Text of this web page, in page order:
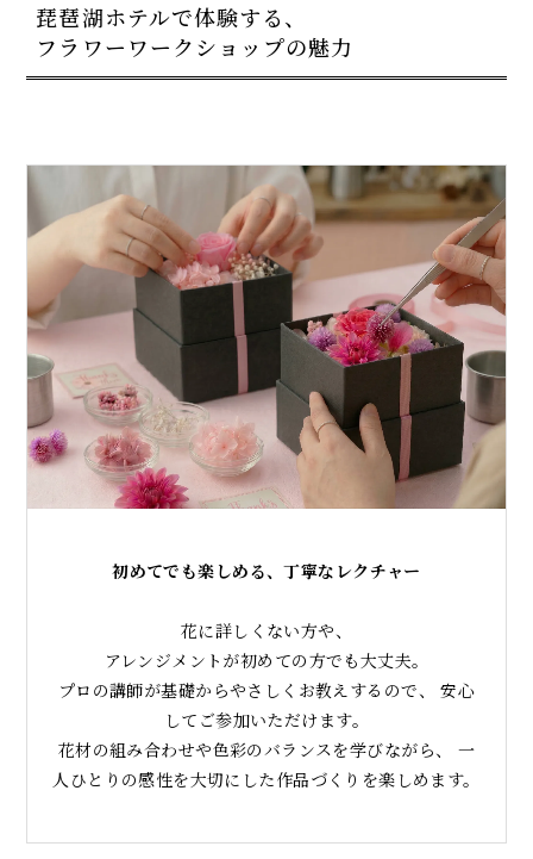
琵琶湖ホテルで体験する、
フラワーワークショップの魅力
初めてでも楽しめる、丁寧なレクチャー
花に詳しくない方や、
アレンジメントが初めての方でも大丈夫。
プロの講師が基礎からやさしくお教えするので、 安心
してご参加いただけます。
花材の組み合わせや色彩のバランスを学びながら、 一
人ひとりの感性を大切にした作品づくりを楽しめます。